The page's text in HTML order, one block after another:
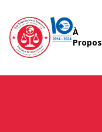
content
À
Propos